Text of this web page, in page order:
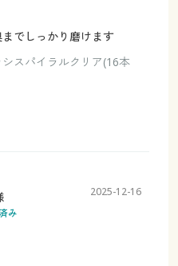
でしっかり磨けます
シスパイラルクリア(16本
み
2025-12-16